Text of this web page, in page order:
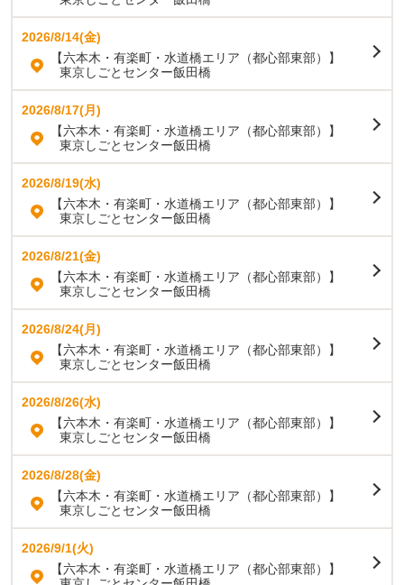
2026/8/14(金)
【六本木・有楽町・水道橋エリア（都心部東部）】
東京しごとセンター飯田橋
2026/8/17(月)
【六本木・有楽町・水道橋エリア（都心部東部）】
東京しごとセンター飯田橋
2026/8/19(水)
【六本木・有楽町・水道橋エリア（都心部東部）】
東京しごとセンター飯田橋
2026/8/21(金)
【六本木・有楽町・水道橋エリア（都心部東部）】
東京しごとセンター飯田橋
2026/8/24(月)
【六本木・有楽町・水道橋エリア（都心部東部）】
東京しごとセンター飯田橋
2026/8/26(水)
【六本木・有楽町・水道橋エリア（都心部東部）】
東京しごとセンター飯田橋
2026/8/28(金)
【六本木・有楽町・水道橋エリア（都心部東部）】
東京しごとセンター飯田橋
2026/9/1(火)
【六本木・有楽町・水道橋エリア（都心部東部）】